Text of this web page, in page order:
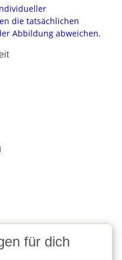
die tatsächlichen
Abbildung abweichen.
für dich